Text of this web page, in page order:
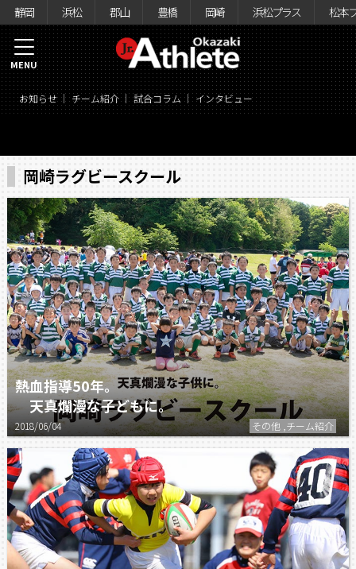
静岡 浜松 郡山 豊橋 岡崎 浜松プラス 松本
お知らせ チーム紹介 試合コラム インタビュー
MENU
岡崎ラグビースクール
熱血指導50年。
天真爛漫な子どもに。
2018/06/04 その他 ,チーム紹介